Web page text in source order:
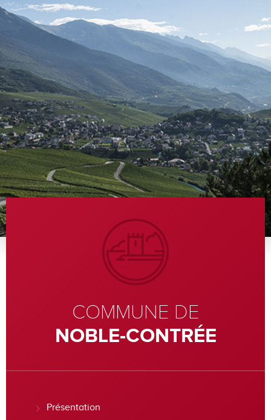
COMMUNE DE
NOBLE-CONTRÉE
Présentation